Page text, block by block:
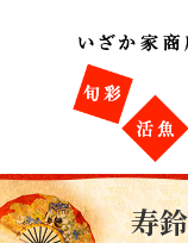
寿